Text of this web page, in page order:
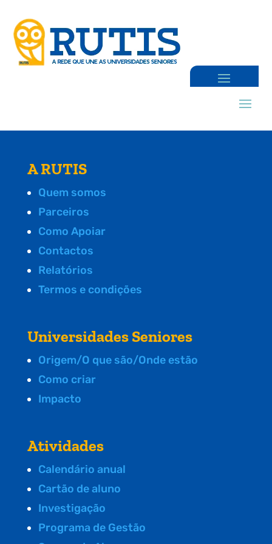
A RUTIS
Quem somos
Parceiros
Como Apoiar
Contactos
Relatórios
Termos e condições
Universidades Seniores
Origem/O que são/Onde estão
Como criar
Impacto
Atividades
Calendário anual
Cartão de aluno
Investigação
Programa de Gestão